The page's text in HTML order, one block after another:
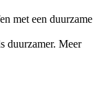
met een duurzame
duurzamer. Meer